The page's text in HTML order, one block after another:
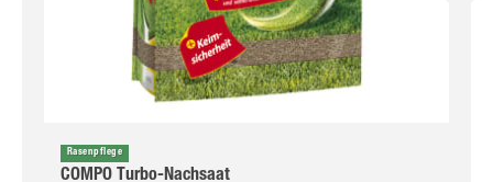
Rasenpflege
COMPO Turbo-Nachsaat